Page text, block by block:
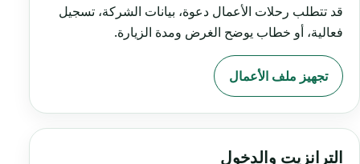
قد تتطلب رحلات الأعمال دعوة، بيانات الشركة، تسجيل
فعالية، أو خطاب يوضح الغرض ومدة الزيارة.
تجهيز ملف الأعمال
الترانزيت والدخول